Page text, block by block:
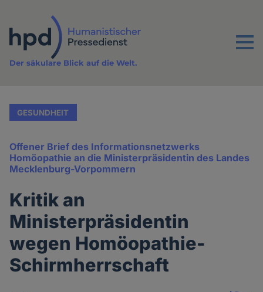
Inhalt
Menu
Der säkulare Blick auf die Welt.
GESUNDHEIT
Offener Brief des Informationsnetzwerks
Homöopathie an die Ministerpräsidentin des Landes
Mecklenburg-Vorpommern
Kritik an
Ministerpräsidentin
wegen Homöopathie-
Schirmherrschaft